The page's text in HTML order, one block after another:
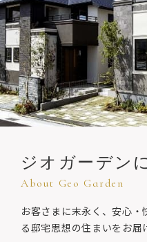
ジオガーデン
About Geo Garden
お客さまに末永く、安心
る邸宅思想の住まいをお届